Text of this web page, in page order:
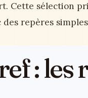
Cette sélection
des repères
: les